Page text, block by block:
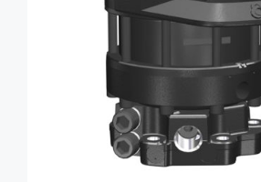
AJOUTER AU PANIER